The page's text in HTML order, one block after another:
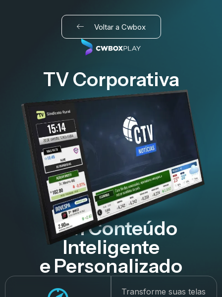
Voltar a Cwbox
TV Corporativa
Transforme suas telas
com Conteúdo
Inteligente
e Personalizado